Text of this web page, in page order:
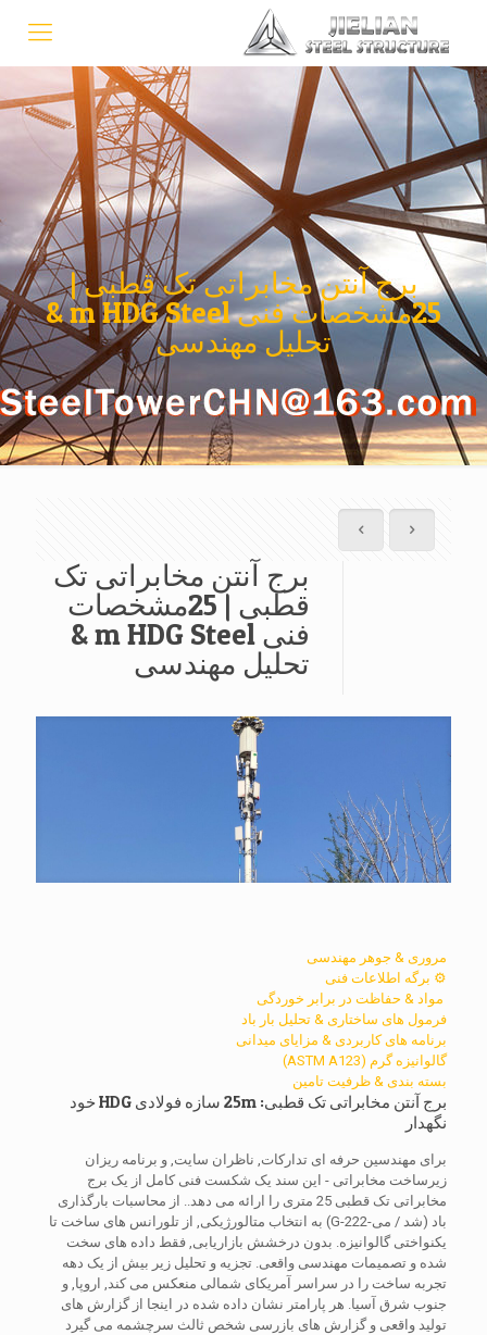
برج آنتن مخابراتی تک قطبی |
25مشخصات فنی m HDG Steel &
تحلیل مهندسی
برج آنتن مخابراتی تک
قطبی | 25مشخصات
فنی m HDG Steel &
تحلیل مهندسی
مروری & جوهر مهندسی
⚙️ برگه اطلاعات فنی
️ مواد & حفاظت در برابر خوردگی
فرمول های ساختاری & تحلیل بار باد
برنامه های کاربردی & مزایای میدانی
️گالوانیزه گرم (ASTM A123)
بسته بندی & ظرفیت تامین
برج آنتن مخابراتی تک قطبی: 25m سازه فولادی HDG خود
نگهدار
برای مهندسین حرفه ای تدارکات, ناظران سایت, و برنامه ریزان
زیرساخت مخابراتی - این سند یک شکست فنی کامل از یک برج
مخابراتی تک قطبی 25 متری را ارائه می دهد.. از محاسبات بارگذاری
باد (شد / می-222-G) به انتخاب متالورژیکی, از تلورانس های ساخت تا
یکنواختی گالوانیزه. بدون درخشش بازاریابی, فقط داده های سخت
شده و تصمیمات مهندسی واقعی. تجزیه و تحلیل زیر بیش از یک دهه
تجربه ساخت را در سراسر آمریکای شمالی منعکس می کند, اروپا, و
جنوب شرق آسیا. هر پارامتر نشان داده شده در اینجا از گزارش های
تولید واقعی و گزارش های بازرسی شخص ثالث سرچشمه می گیرد